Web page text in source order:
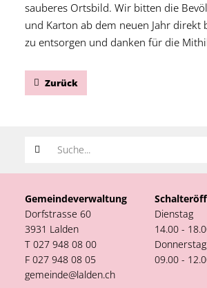
sauberes Ortsbild. Wir bitten die
und Karton ab dem neuen Jahr direkt
zu entsorgen und danken für die
Zurück
Suchwort
Gemeindeverwaltung
Dorfstrasse 60
3931 Lalden
T 027 948 08 00
F 027 948 08 05
gemeinde@lalden.ch
Dienstag
14.00 -
Donnerstag
09.00 -